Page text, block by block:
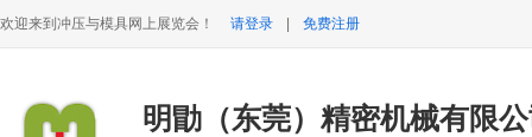
欢迎来到冲压与模具网上展览会！ 请登录 免费注册
明勖（东莞）精密机械有限